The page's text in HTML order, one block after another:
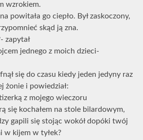
wzrokiem.
powitała go ciepło. Był zaskoczony,
skąd ją zna.
zapytał
jednego z moich dzieci-
się do czasu kiedy jeden jedyny raz
żonie i powiedział:
z mojego wieczoru
się kochałem na stole bilardowym,
gapili się stojąc wokół dopóki twój
w kijem w tyłek?